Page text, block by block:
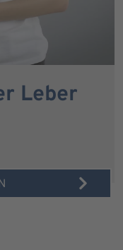
Leber